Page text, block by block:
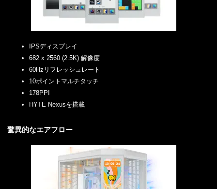
IPSディスプレイ
682 x 2560 (2.5K) 解像度
60Hzリフレッシュレート
10ポイントマルチタッチ
178PPI
HYTE Nexusを搭載
驚異的なエアフロー